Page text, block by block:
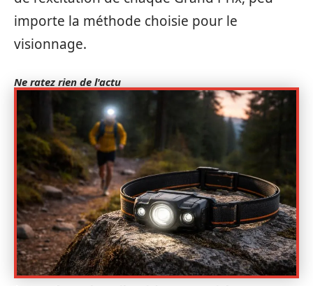
importe la méthode choisie pour le
visionnage.
Ne ratez rien de l'actu